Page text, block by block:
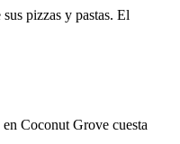
pizzas y pastas. El
Coconut Grove cuesta